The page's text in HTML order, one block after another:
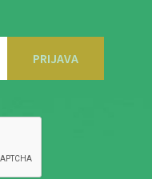
PRIJAVA